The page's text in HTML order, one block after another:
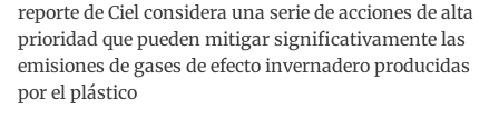
reporte de Ciel considera una serie de acciones de alta
prioridad que pueden mitigar significativamente las
emisiones de gases de efecto invernadero producidas
por el plástico